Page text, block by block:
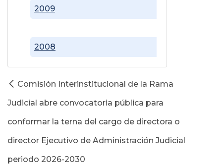
2008
2009
Comisión Interinstitucional de la Rama
Judicial abre convocatoria pública para
conformar la terna del cargo de directora o
director Ejecutivo de Administración Judicial
periodo 2026-2030